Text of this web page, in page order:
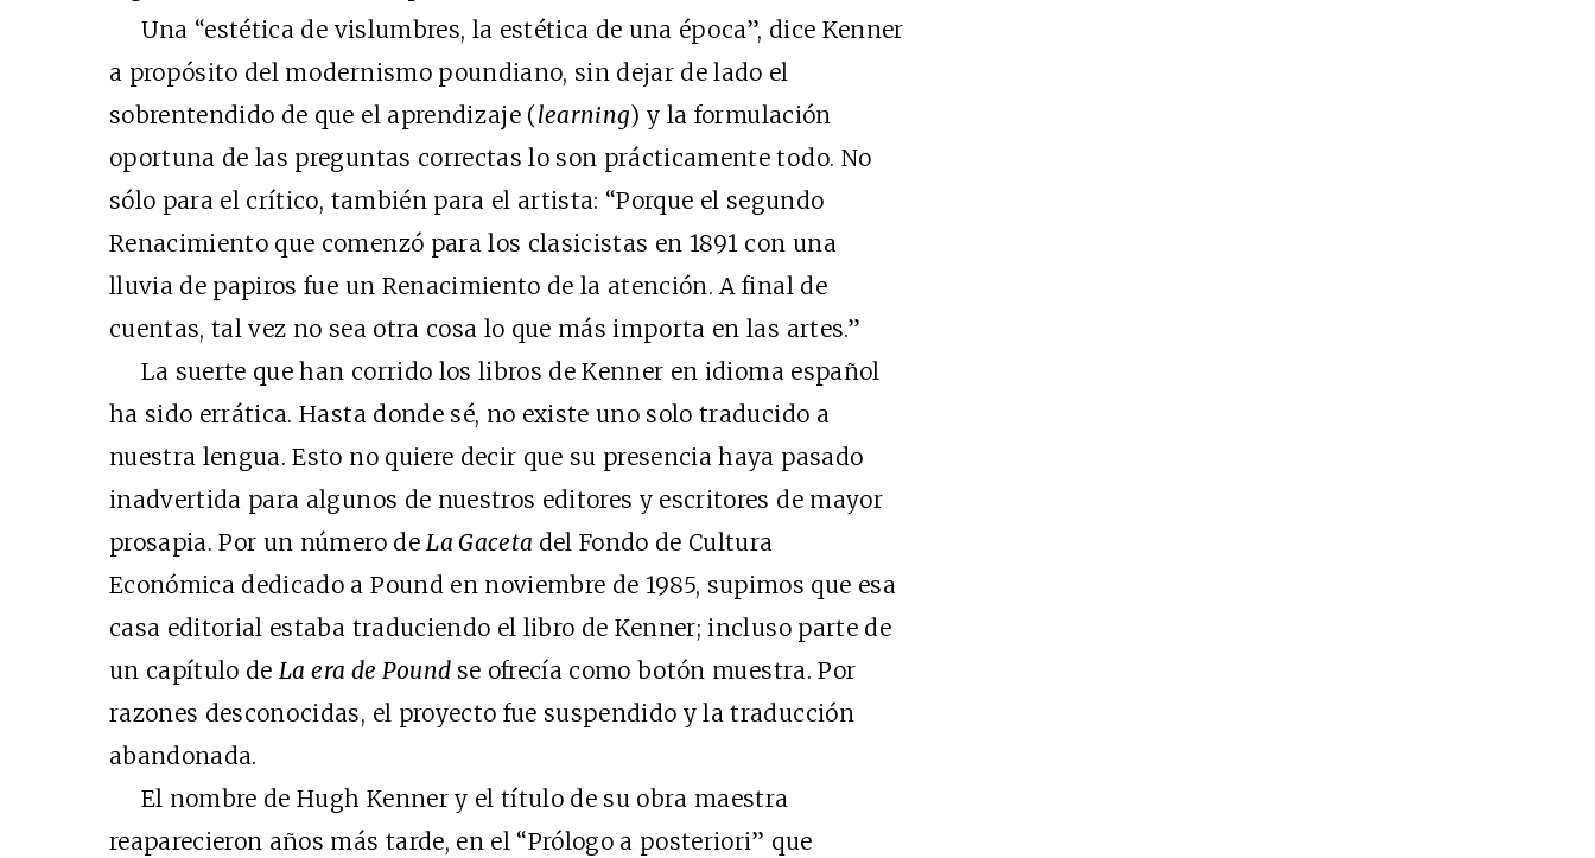
Una “estética de vislumbres, la estética de una época”, dice Kenner
a propósito del modernismo poundiano, sin dejar de lado el
sobrentendido de que el aprendizaje (learning) y la formulación
oportuna de las preguntas correctas lo son prácticamente todo. No
sólo para el crítico, también para el artista: “Porque el segundo
Renacimiento que comenzó para los clasicistas en 1891 con una
lluvia de papiros fue un Renacimiento de la atención. A final de
cuentas, tal vez no sea otra cosa lo que más importa en las artes.”
La suerte que han corrido los libros de Kenner en idioma español
ha sido errática. Hasta donde sé, no existe uno solo traducido a
nuestra lengua. Esto no quiere decir que su presencia haya pasado
inadvertida para algunos de nuestros editores y escritores de mayor
prosapia. Por un número deLa Gaceta del Fondo de Cultura
Económica dedicado a Pound en noviembre de 1985, supimos que esa
casa editorial estaba traduciendo el libro de Kenner; incluso parte de
un capítulo deLa era de Pound se ofrecía como botón muestra. Por
razones desconocidas, el proyecto fue suspendido y la traducción
abandonada.
El nombre de Hugh Kenner y el título de su obra maestra
reaparecieron años más tarde, en el “Prólogo a posteriori” que